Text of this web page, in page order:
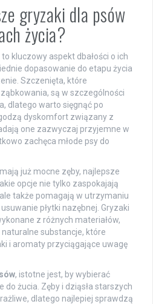
gryzaki dla psów
życia?
kluczowy aspekt dbałości o ich
dopasowanie do etapu życia
Szczenięta, które
są w szczególności
dlatego warto sięgnąć po
dyskomfort związany z
one zazwyczaj przyjemne w
zachęca młode psy do
już mocne zęby, najlepsze
opcje nie tylko zaspokajają
także pomagają w utrzymaniu
płytki nazębnej. Gryzaki
z różnych materiałów,
substancje, które
i aromaty przyciągające uwagę
, istotne jest, by wybierać
do żucia. Zęby i dziąsła starszych
dlatego najlepiej sprawdzą